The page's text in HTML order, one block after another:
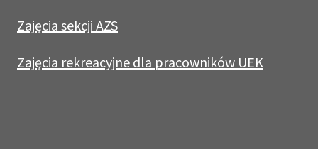
Zajęcia sekcji AZS
Zajęcia rekreacyjne dla pracowników UEK